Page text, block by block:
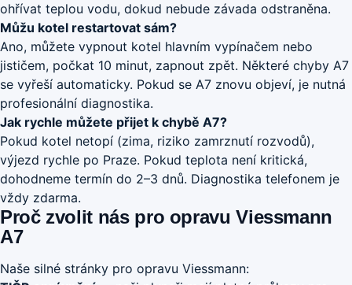
ohřívat teplou vodu, dokud nebude závada odstraněna.
Můžu kotel restartovat sám?
Ano, můžete vypnout kotel hlavním vypínačem nebo
jističem, počkat 10 minut, zapnout zpět. Některé chyby A7
se vyřeší automaticky. Pokud se A7 znovu objeví, je nutná
profesionální diagnostika.
Jak rychle můžete přijet k chybě A7?
Pokud kotel netopí (zima, riziko zamrznutí rozvodů),
výjezd rychle po Praze. Pokud teplota není kritická,
dohodneme termín do 2–3 dnů. Diagnostika telefonem je
vždy zdarma.
Proč zvolit nás pro opravu Viessmann
A7
Naše silné stránky pro opravu Viessmann: